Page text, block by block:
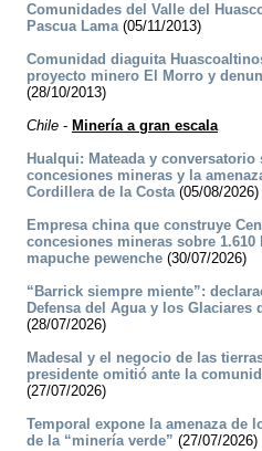
Comunidades del Valle del
Pascua Lama(05/11/2013)
Comunidad diaguita
proyecto minero El Morro y
(28/10/2013)
Chile - Minería a gran escala
Hualqui: Mateada y conversatorio
concesiones mineras y la
Cordillera de la Costa(05/08/2026)
Empresa china que construye
concesiones mineras sobre
mapuche pewenche (30/07/2026)
“Barrick siempre miente”:
Defensa del Agua y los Glaciares
(28/07/2026)
Madesal y el negocio de las
presidente omitió ante la
(27/07/2026)
Temporal expone la amenaza de
de la “minería verde” (27/07/2026)